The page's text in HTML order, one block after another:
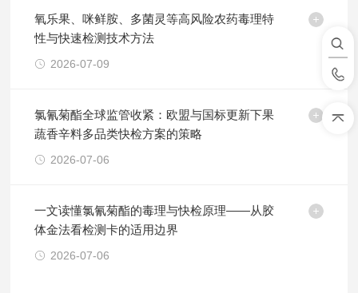
氧乐果、咪鲜胺、多菌灵等高风险农药毒理特
性与快速检测技术方法
2026-07-09
氯氰菊酯全球监管收紧：欧盟与国标更新下果
蔬香辛料多品类快检方案的策略
2026-07-06
一文读懂氯氰菊酯的毒理与快检原理——从胶
体金法看检测卡的适用边界
2026-07-06